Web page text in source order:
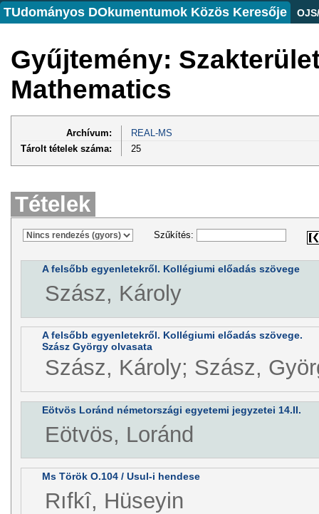
TUdományos DOkumentumok Közös Keresője
Gyűjtemény:
Mathematics
Archívum:
REAL-MS
Tárolt tételek száma:
25
Tételek
Szűkítés:
A felsőbb egyenletekről. Kollégiumi előadás szövege
Szász, Károly
A felsőbb egyenletekről. Kollégiumi előadás szövege.
Szász György olvasata
Szász, Károly; Szász,
Eötvös Loránd németországi egyetemi jegyzetei 14.II.
Eötvös, Loránd
Ms Török O.104 / Usul-i hendese
Rıfkî, Hüseyin